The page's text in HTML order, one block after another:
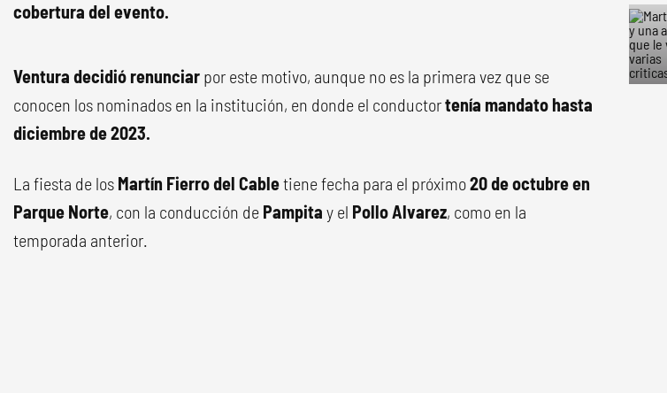
cobertura del evento.
Ventura decidió renunciar por este motivo, aunque no es la primera vez que se
conocen los nominados en la institución, en donde el conductortenía mandato hasta
diciembre de 2023.
La fiesta de los Martín Fierro del Cabletiene fecha para el próximo20 de octubre en
Parque Norte, con la conducción de Pampita y el Pollo Alvarez, como en la
temporada anterior.